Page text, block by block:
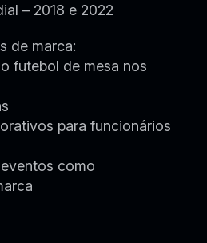
– 2018 e 2022
de marca:
futebol de mesa nos
para funcionários
como